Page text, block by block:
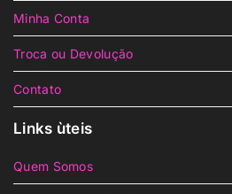
Minha Conta
Troca ou Devolução
Contato
Links ùteis
Quem Somos